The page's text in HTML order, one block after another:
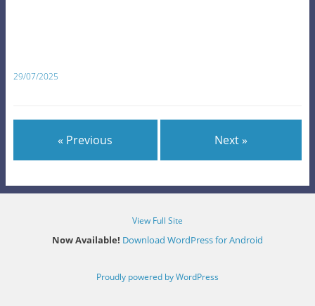
29/07/2025
« Previous Next »
View Full Site
Now Available! Download WordPress for Android
Proudly powered by WordPress